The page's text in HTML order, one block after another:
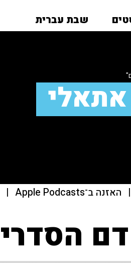
שבת עברית
אתאלי
| האזנה ב־Apple Podcasts |